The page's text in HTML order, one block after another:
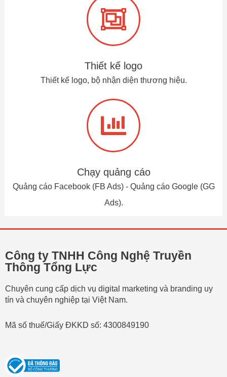
Thiết kế logo
Thiết kế logo, bộ nhận diện thương hiệu.
Chạy quảng cáo
Quảng cáo Facebook (FB Ads) - Quảng cáo Google (GG
Ads).
Công ty TNHH Công Nghệ Truyền
Thông Tổng Lực
Chuyên cung cấp dịch vụ digital marketing và branding uy
tín và chuyên nghiệp tại Việt Nam.
Mã số thuế/Giấy ĐKKD số: 4300849190